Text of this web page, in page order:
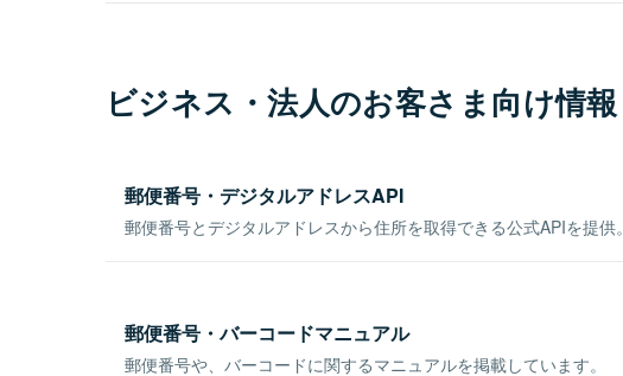
ビジネス・法人のお客さま向け情報
郵便番号・デジタルアドレスAPI
郵便番号とデジタルアドレスから住所を取得できる公式APIを提供。
郵便番号・バーコードマニュアル
郵便番号や、バーコードに関するマニュアルを掲載しています。